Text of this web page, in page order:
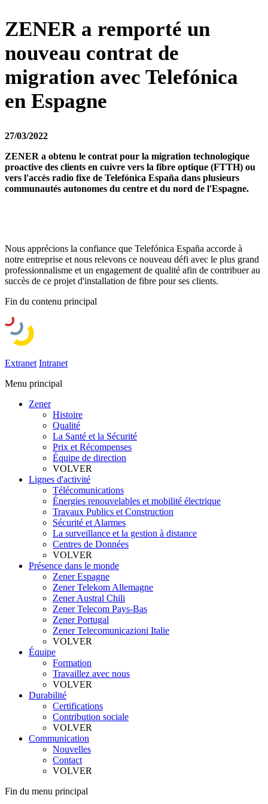
ZENER a remporté un
nouveau contrat de
migration avec Telefónica
en Espagne
27/03/2022
ZENER a obtenu le contrat pour la migration technologique
proactive des clients en cuivre vers la fibre optique (FTTH) ou
vers l'accès radio fixe de Telefónica España dans plusieurs
communautés autonomes du centre et du nord de l'Espagne.
Nous apprécions la confiance que Telefónica España accorde à
notre entreprise et nous relevons ce nouveau défi avec le plus grand
professionnalisme et un engagement de qualité afin de contribuer au
succès de ce projet d'installation de fibre pour ses clients.
Fin du contenu principal
Extranet Intranet
Menu principal
Zener
Histoire
Qualité
La Santé et la Sécurité
Prix et Récompenses
Équipe de direction
VOLVER
Lignes d'activité
Télécomunications
Énergies renouvelables et mobilité électrique
Travaux Publics et Construction
Sécurité et Alarmes
La surveillance et la gestion à distance
Centres de Données
VOLVER
Présence dans le monde
Zener Espagne
Zener Telekom Allemagne
Zener Austral Chili
Zener Telecom Pays-Bas
Zener Portugal
Zener Telecomunicazioni Italie
VOLVER
Équipe
Formation
Travaillez avec nous
VOLVER
Durabilité
Certifications
Contribution sociale
VOLVER
Communication
Nouvelles
Contact
VOLVER
Fin du menu principal